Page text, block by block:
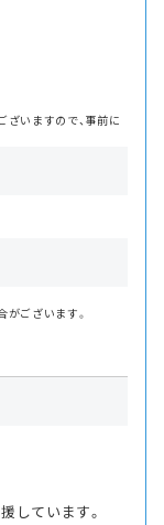
ざいますので、事前に
がございます。
しています。